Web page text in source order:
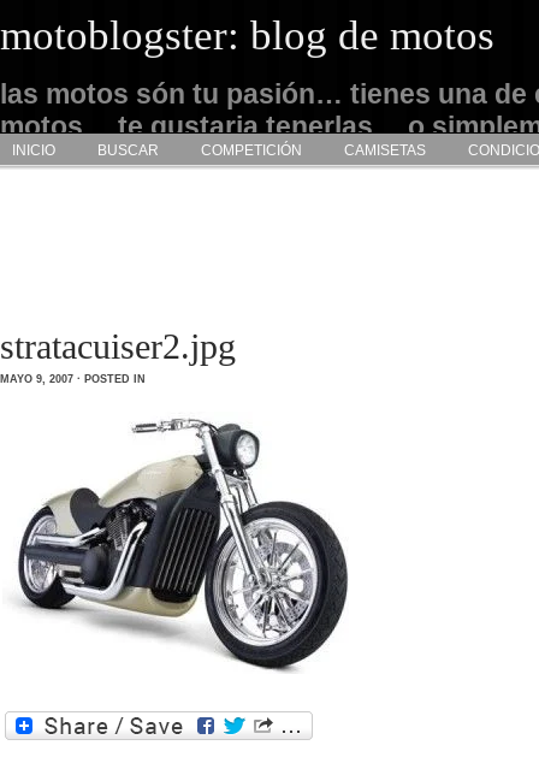
motoblogster: blog de motos
las motos són tu pasión… tienes una de
motos… te gustaria tenerlas… o
admirarlas… este es tu sitio
INICIO BUSCAR COMPETICIÓN CAMISETAS
stratacuiser2.jpg
MAYO 9, 2007 · POSTED IN